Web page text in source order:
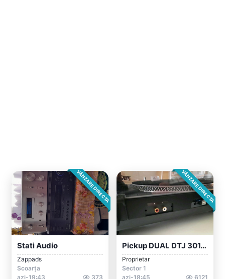
VÂNZARE DIRECTA
Stati Audio
Zappads
Scoarța
azi-19:43
373
VÂNZARE DIRECTA
Pickup DUAL DTJ 301.2 USB, Direct Drive,...
Proprietar
Sector 1
azi-18:45
6121